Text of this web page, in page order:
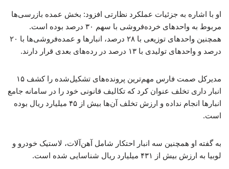
او با اشاره به جزئیات عملکرد نظارتی افزود: بخش عمده بازرسی‌ها
مربوط به واحدهای خرده‌فروشی با سهم ۳۰ درصد بوده است.
همچنین واحدهای توزیعی با ۲۸ درصد، انبارها و عمده‌فروشی‌ها با ۲۰
درصد و واحدهای تولیدی با ۱۳ درصد در رده‌های بعدی قرار دارند.
مدیرکل صمت فارس مهم‌ترین پرونده‌های تشکیل‌شده را کشف ۱۵
انبار داری تخلف عنوان کرد که تکالیف قانونی خود را در سامانه جامع
انبارها انجام نداده و ارزش تخلف آن‌ها بیش از ۴۵ میلیارد ریال بوده
است.
به گفته او همچنین سه انبار احتکار شامل آهن‌آلات، لاستیک خودرو و
لوبیا به ارزش بیش از ۴۳۱ میلیارد ریال شناسایی شده است.